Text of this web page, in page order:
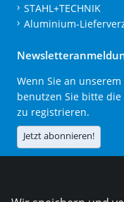
STAHL+TECHNIK
Aluminium-
Wenn Sie an unserem
benutzen Sie bitte
zu registrieren.
Jetzt abonnieren!
Die DVS